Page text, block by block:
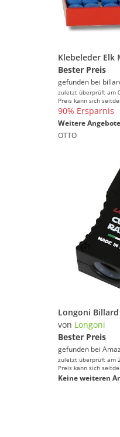
Klebeleder Elk
Bester Preis
gefunden bei
zuletzt überprüft am
Preis kann sich
90% Ersparnis
Weitere
OTTO
von Longoni
Bester Preis
gefunden bei
zuletzt überprüft am
Preis kann sich
Keine weiteren